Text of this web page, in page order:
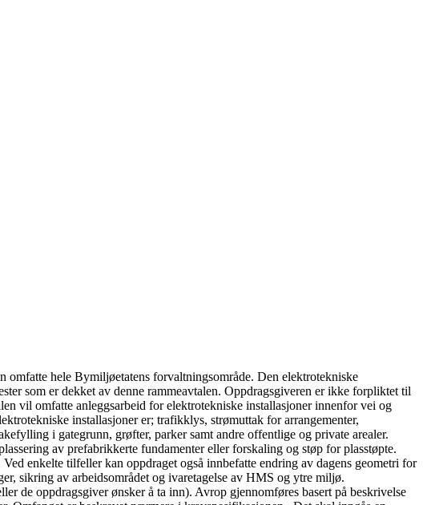
omfatte hele Bymiljøetatens forvaltningsområde. Den elektrotekniske
som er dekket av denne rammeavtalen. Oppdragsgiveren er ikke forpliktet til
vil omfatte anleggsarbeid for elektrotekniske installasjoner innenfor vei og
installasjoner er; trafikklys, strømuttak for arrangementer,
i gategrunn, grøfter, parker samt andre offentlige og private arealer.
av prefabrikkerte fundamenter eller forskaling og støp for plasstøpte.
enkelte tilfeller kan oppdraget også innbefatte endring av dagens geometri for
sikring av arbeidsområdet og ivaretagelse av HMS og ytre miljø.
de oppdragsgiver ønsker å ta inn). Avrop gjennomføres basert på beskrivelse